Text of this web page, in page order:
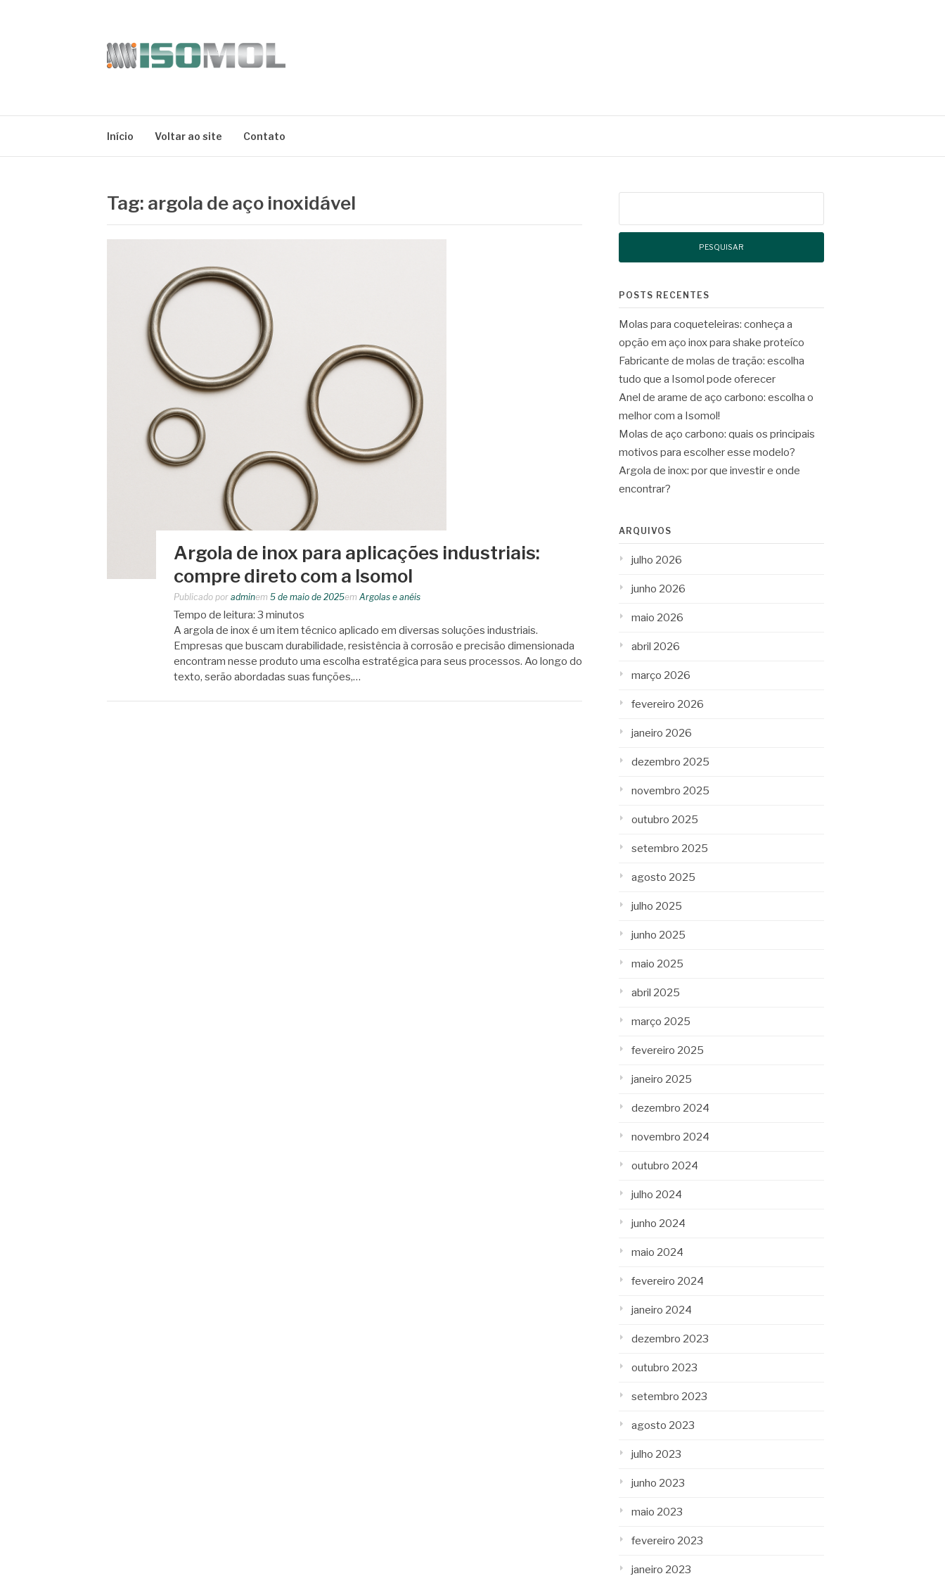
Início Voltar ao site Contato
Tag: argola de aço inoxidável
Argola de inox para aplicações industriais:
compre direto com a Isomol
Publicado por adminem 5 de maio de 2025em Argolas e anéis
Tempo de leitura: 3 minutos
A argola de inox é um item técnico aplicado em diversas soluções industriais.
Empresas que buscam durabilidade, resistência à corrosão e precisão dimensionada
encontram nesse produto uma escolha estratégica para seus processos. Ao longo do
texto, serão abordadas suas funções,…
POSTS RECENTES
Molas para coqueteleiras: conheça a
opção em aço inox para shake proteíco
Fabricante de molas de tração: escolha
tudo que a Isomol pode oferecer
Anel de arame de aço carbono: escolha o
melhor com a Isomol!
Molas de aço carbono: quais os principais
motivos para escolher esse modelo?
Argola de inox: por que investir e onde
encontrar?
ARQUIVOS
julho 2026
junho 2026
maio 2026
abril 2026
março 2026
fevereiro 2026
janeiro 2026
dezembro 2025
novembro 2025
outubro 2025
setembro 2025
agosto 2025
julho 2025
junho 2025
maio 2025
abril 2025
março 2025
fevereiro 2025
janeiro 2025
dezembro 2024
novembro 2024
outubro 2024
julho 2024
junho 2024
maio 2024
fevereiro 2024
janeiro 2024
dezembro 2023
outubro 2023
setembro 2023
agosto 2023
julho 2023
junho 2023
maio 2023
fevereiro 2023
janeiro 2023